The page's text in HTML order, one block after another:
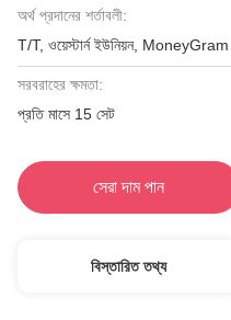
অর্থ প্রদানের শর্তাবলী:
T/T, ওয়েস্টার্ন ইউনিয়ন,
সরবরাহের ক্ষমতা:
প্রতি মাসে 15 সেট
সেরা দাম পান
বিস্তারিত তথ্য